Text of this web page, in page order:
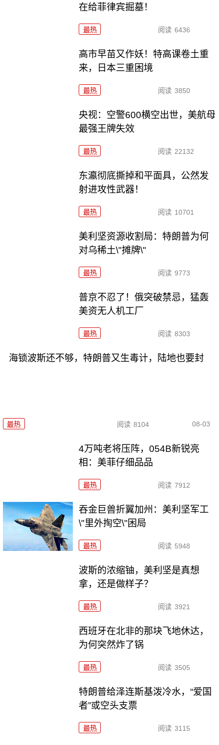
在给菲律宾掘墓！
最热 阅读 6436
高市早苗又作妖！特高课卷土重
来，日本三重困境
最热 阅读 3850
央视：空警600横空出世，美航母
最强王牌失效
最热 阅读 22132
东瀛彻底撕掉和平面具，公然发
射进攻性武器！
最热 阅读 10701
美利坚资源收割局：特朗普为何
对乌稀土\"摊牌\"
最热 阅读 9773
普京不忍了！俄突破禁忌，猛轰
美资无人机工厂
最热 阅读 8303
海锁波斯还不够，特朗普又生毒计，陆地也要封
最热 阅读 8104 08-03
4万吨老将压阵，054B新锐亮
相：美菲仔细品品
最热 阅读 7912
吞金巨兽折翼加州：美利坚军工
\"里外掏空\"困局
最热 阅读 5948
波斯的浓缩铀，美利坚是真想
拿，还是做样子？
最热 阅读 3921
西班牙在北非的那块飞地休达，
为何突然炸了锅
最热 阅读 3505
特朗普给泽连斯基泼冷水，“爱国
者”或空头支票
最热 阅读 3115